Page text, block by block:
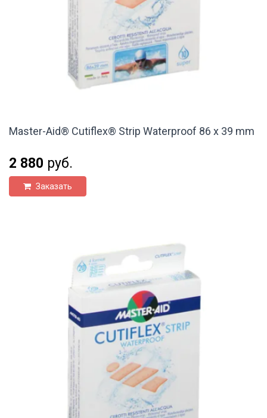
Master-Aid® Cutiflex® Strip Waterproof 86 x 39 mm
2 880 руб.
Заказать